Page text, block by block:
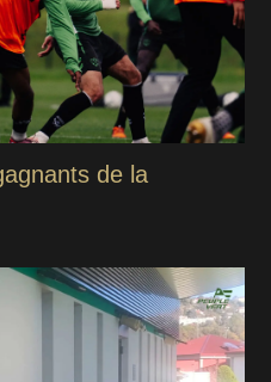
de la